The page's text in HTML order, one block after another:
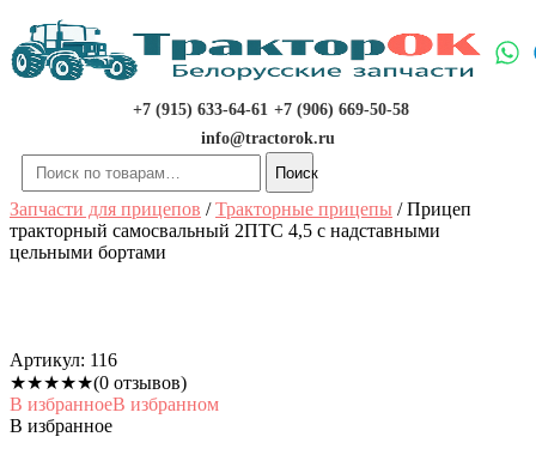
Перейти
содержимому
+7 (915) 633-64-61 +7 (906) 669-50-58
info@tractorok.ru
Искать:
Поиск
Запчасти для прицепов /Тракторные прицепы / Прицеп
тракторный самосвальный 2ПТС 4,5 с надставными
цельными бортами
Артикул: 116
★★★★★(0 отзывов)
В избранноеВ избранном
В избранное